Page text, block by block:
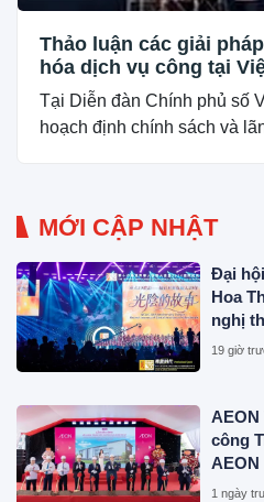
Thảo luận các giải
hóa dịch vụ công tại
Tại Diễn đàn Chính phủ số
hoạch định chính sách và
MỚI CẬP NHẬT
Đại
Hoa
nghị
Rồng
19 giờ
công
AEON
1 ngày